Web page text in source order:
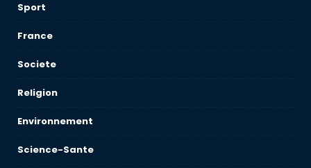
Sport
France
Societe
Religion
Environnement
Science-Sante